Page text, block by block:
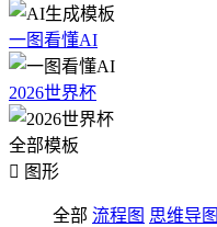
一图看懂AI
2026世界杯
全部模板
 图形
全部 流程图 思维导图